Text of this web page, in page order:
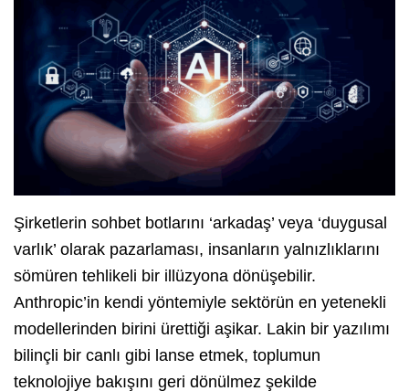
Şirketlerin sohbet botlarını ‘arkadaş’ veya ‘duygusal
varlık’ olarak pazarlaması, insanların yalnızlıklarını
sömüren tehlikeli bir illüzyona dönüşebilir.
Anthropic’in kendi yöntemiyle sektörün en yetenekli
modellerinden birini ürettiği aşikar. Lakin bir yazılımı
bilinçli bir canlı gibi lanse etmek, toplumun
teknolojiye bakışını geri dönülmez şekilde